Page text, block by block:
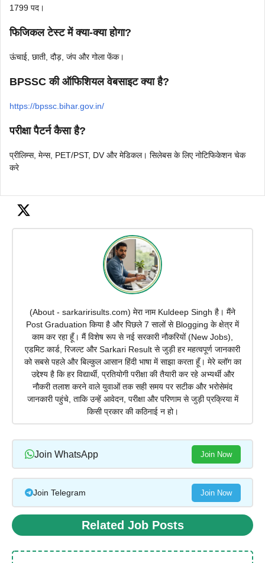
1799 पद।
फिजिकल टेस्ट में क्या-क्या होगा?
ऊंचाई, छाती, दौड़, जंप और गोला फेंक।
BPSSC की ऑफिशियल वेबसाइट क्या है?
https://bpssc.bihar.gov.in/
परीक्षा पैटर्न कैसा है?
प्रीलिम्स, मेन्स, PET/PST, DV और मेडिकल। सिलेबस के लिए नोटिफिकेशन चेक
करे
(About - sarkaririsults.com) मेरा नाम Kuldeep Singh है। मैंने
Post Graduation किया है और पिछले 7 सालों से Blogging के क्षेत्र में
काम कर रहा हूँ। मैं विशेष रूप से नई सरकारी नौकरियों (New Jobs),
एडमिट कार्ड, रिजल्ट और Sarkari Result से जुड़ी हर महत्वपूर्ण जानकारी
को सबसे पहले और बिल्कुल आसान हिंदी भाषा में साझा करता हूँ। मेरे ब्लॉग का
उद्देश्य है कि हर विद्यार्थी, प्रतियोगी परीक्षा की तैयारी कर रहे अभ्यर्थी और
नौकरी तलाश करने वाले युवाओं तक सही समय पर सटीक और भरोसेमंद
जानकारी पहुंचे, ताकि उन्हें आवेदन, परीक्षा और परिणाम से जुड़ी प्रक्रिया में
किसी प्रकार की कठिनाई न हो।
Join WhatsApp Join Now
Join Telegram Join Now
Related Job Posts